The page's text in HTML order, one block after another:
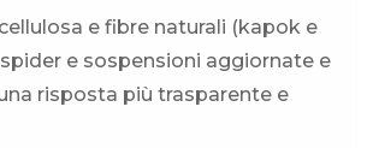
e fibre naturali (kapok e
e sospensioni aggiornate e
risposta più trasparente e